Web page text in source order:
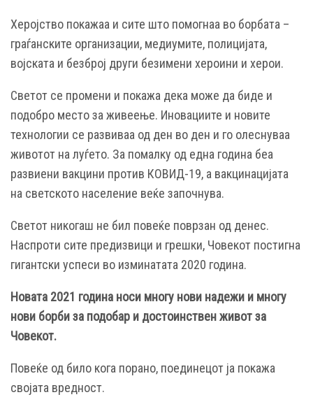
Херојство покажаа и сите што помогнаа во борбата –
граѓанските организации, медиумите, полицијата,
војската и безброј други безимени хероини и херои.
Светот се промени и покажа дека може да биде и
подобро место за живеење. Иновациите и новите
технологии се развиваа од ден во ден и го олеснуваа
животот на луѓето. За помалку од една година беа
развиени вакцини против КОВИД-19, а вакцинацијата
на светското население веќе започнува.
Светот никогаш не бил повеќе поврзан од денес.
Наспроти сите предизвици и грешки, Човекот постигна
гигантски успеси во изминатата 2020 година.
Новата 2021 година носи многу нови надежи и многу
нови борби за подобар и достоинствен живот за
Човекот.
Повеќе од било кога порано, поединецот ја покажа
својата вредност.